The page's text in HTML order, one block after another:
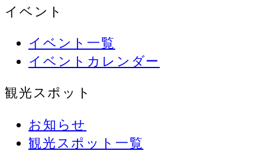
イベント
イベント一覧
イベントカレンダー
観光スポット
お知らせ
観光スポット一覧